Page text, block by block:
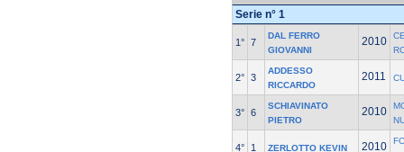
Serie n° 1
1° 7
DAL FERRO
GIOVANNI
2010
2° 3
ADDESSO
RICCARDO
2011
3° 6
SCHIAVINATO
PIETRO
2010
4° 1 ZERLOTTO KEVIN 2010